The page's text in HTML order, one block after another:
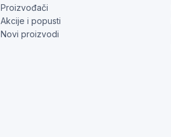
Proizvođači
Akcije i popusti
Novi proizvodi